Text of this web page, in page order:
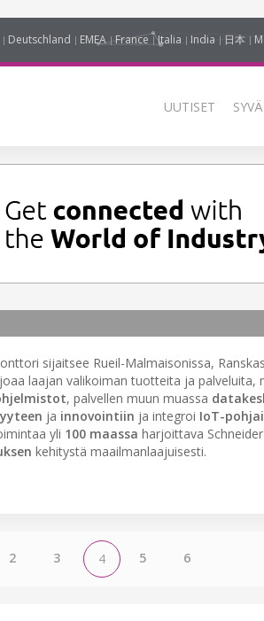
Deutschland EMEA France Italia India 日本
UUTISET
sijaitsee Rueil-Malmaisonissa,
laajan valikoiman tuotteita ja palveluita,
, palvellen muun muassa
ja innovointiin ja integroi IoT-
yli 100 maassa harjoittava
kehitystä maailmanlaajuisesti.
2 3 4 5 6